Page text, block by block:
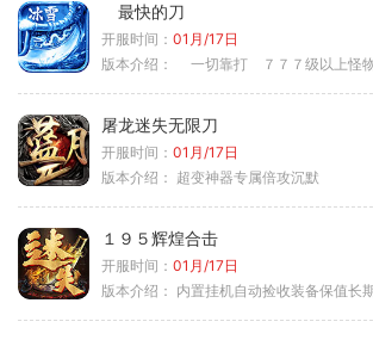
最快的刀
开服时间： 01月/17日
版本介绍：
一切靠打 ７７７级以上怪物
屠龙迷失无限刀
开服时间： 01月/17日
版本介绍： 超变神器专属倍攻沉默
１９５辉煌合击
开服时间： 01月/17日
版本介绍： 内置挂机自动捡收装备保值长